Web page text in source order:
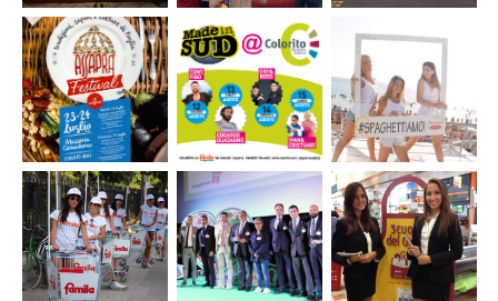
Evento
Premio
Letterario
“Fondazione
Megamark”
– 1^ ediz.
Festa dei
Bambini
Famila
Caserta
Attività di
street
marketing
per Famila
Caserta
Co-
organizzazione
evento Assaprà
2016
Organizzazione
eventi Made in
Sud @Colorito
Organizzazione
tour
#Spaghettiamo
Due Minuti
Granoro